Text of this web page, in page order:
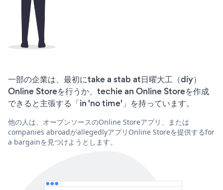
一部の企業は、最初にtake a stab at日曜大工（diy）
Online Storeを行うか、techie an Online Storeを作成
できると主張する「in 'no time'」を持っています。
他の人は、オープンソースのOnline Storeアプリ、または
companies abroadがallegedlyアプリOnline Storeを提供するfor
a bargainを見つけようとします。